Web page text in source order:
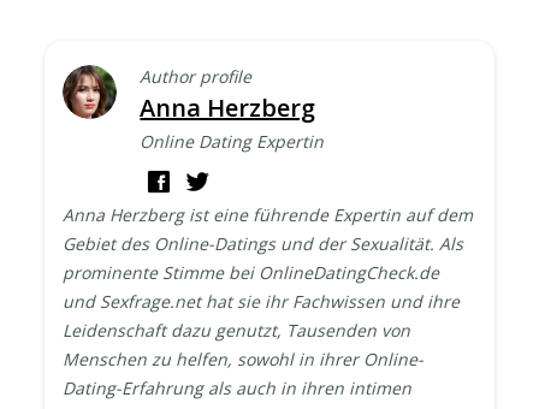
Author profile
Anna Herzberg
Online Dating Expertin
Anna Herzberg ist eine führende Expertin auf dem
Gebiet des Online-Datings und der Sexualität. Als
prominente Stimme bei OnlineDatingCheck.de
und Sexfrage.net hat sie ihr Fachwissen und ihre
Leidenschaft dazu genutzt, Tausenden von
Menschen zu helfen, sowohl in ihrer Online-
Dating-Erfahrung als auch in ihren intimen